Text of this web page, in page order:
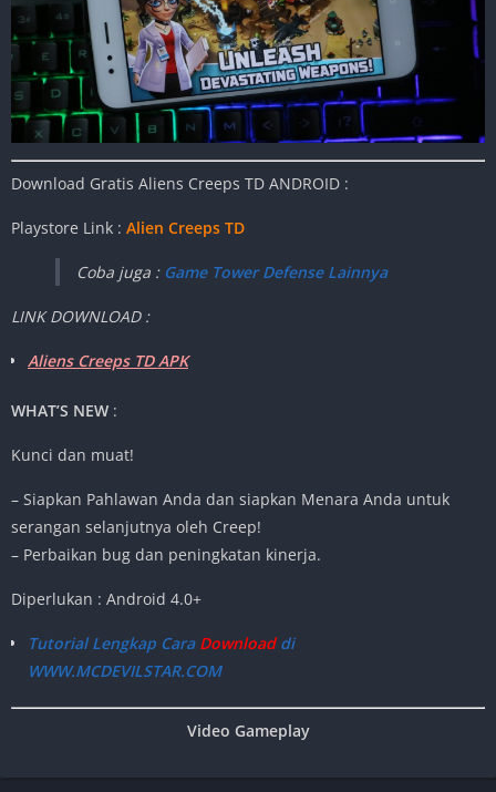
Download Gratis Aliens Creeps TD ANDROID :
Playstore Link : Alien Creeps TD
Coba juga : Game Tower Defense Lainnya
LINK DOWNLOAD :
Aliens Creeps TD APK
WHAT’S NEW :
Kunci dan muat!
– Siapkan Pahlawan Anda dan siapkan Menara Anda untuk
serangan selanjutnya oleh Creep!
– Perbaikan bug dan peningkatan kinerja.
Diperlukan : Android 4.0+
Tutorial Lengkap CaraDownloaddi
WWW.MCDEVILSTAR.COM
Video Gameplay